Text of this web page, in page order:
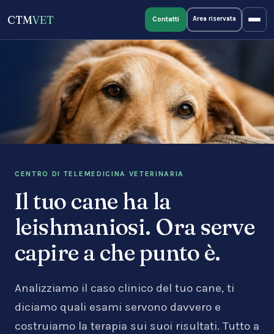
CTMVET Contatti Area riservata
CENTRO DI TELEMEDICINA VETERINARIA
Il tuo cane ha la
leishmaniosi. Ora serve
capire a che punto è.
Analizziamo il caso clinico del tuo cane, ti
diciamo quali esami servono davvero e
costruiamo la terapia sui suoi risultati. Tutto a